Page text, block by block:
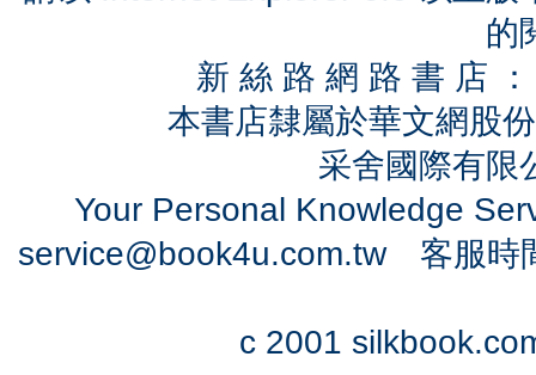
的
新 絲 路 網 路 書 店
本書店隸屬於華文網股
采舍國際有
Your Personal Knowledge
service@book4u.com.tw客服時
c 2001